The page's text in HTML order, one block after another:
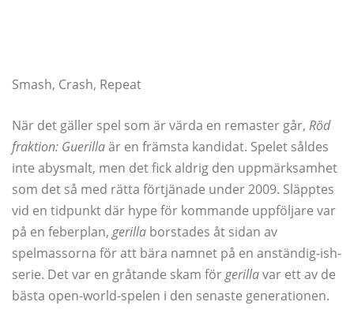
Smash, Crash, Repeat
När det gäller spel som är värda en remaster går, Röd
fraktion: Guerillaär en främsta kandidat. Spelet såldes
inte abysmalt, men det fick aldrig den uppmärksamhet
som det så med rätta förtjänade under 2009. Släpptes
vid en tidpunkt där hype för kommande uppföljare var
på en feberplan, gerilla borstades åt sidan av
spelmassorna för att bära namnet på en anständig-ish-
serie. Det var en gråtande skam för gerillavar ett av de
bästa open-world-spelen i den senaste generationen.